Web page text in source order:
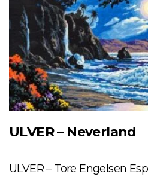
ULVER – Neverland
ULVER – Tore Engelsen